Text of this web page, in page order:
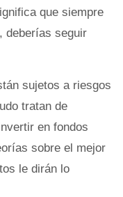
que siempre
deberías seguir
sujetos a riesgos
tratan de
en fondos
sobre el mejor
le dirán lo